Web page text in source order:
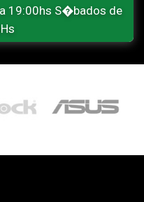
19:00hs S�bados de